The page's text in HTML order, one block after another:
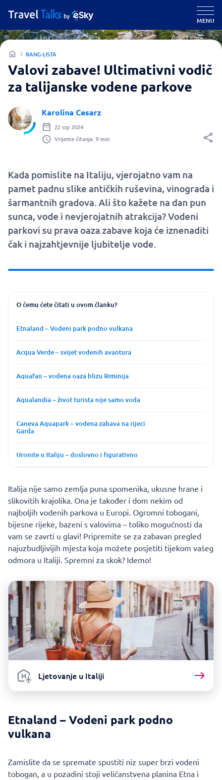
MENU
RANG-LISTA
Valovi zabave! Ultimativni vodič
za talijanske vodene parkove
Karolina Cesarz
22 srp 2024
Vrijeme čitanja: 9 min
Kada pomislite na Italiju, vjerojatno vam na
pamet padnu slike antičkih ruševina, vinograda i
šarmantnih gradova. Ali što kažete na dan pun
sunca, vode i nevjerojatnih atrakcija? Vodeni
parkovi su prava oaza zabave koja će iznenaditi
čak i najzahtjevnije ljubitelje vode.
O čemu ćete čitati u ovom članku?
Etnaland – Vodeni park podno vulkana
Acqua Verde – svijet vodenih avantura
Aquafan – vodena oaza blizu Riminija
Aqualandia – život turista nije samo voda
Caneva Aquapark – vodena zabava na rijeci
Garda
Uronite u Italiju – doslovno i figurativno
Italija nije samo zemlja puna spomenika, ukusne hrane i
slikovitih krajolika. Ona je također i dom nekim od
najboljih vodenih parkova u Europi. Ogromni tobogani,
bijesne rijeke, bazeni s valovima – toliko mogućnosti da
vam se zavrti u glavi! Pripremite se za zabavan pregled
najuzbudljivijih mjesta koja možete posjetiti tijekom vašeg
odmora u Italiji. Spremni za skok? Idemo!
Ljetovanje u Italiji
Etnaland – Vodeni park podno
vulkana
Zamislite da se spremate spustiti niz super brzi vodeni
tobogan, a u pozadini stoji veličanstvena planina Etna i